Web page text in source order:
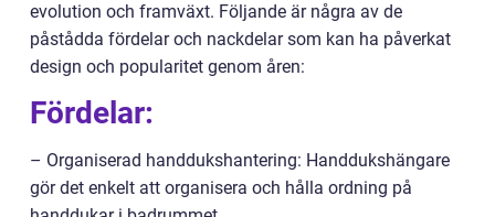
evolution och framväxt. Följande är några av de
påstådda fördelar och nackdelar som kan ha påverkat
design och popularitet genom åren:
Fördelar:
– Organiserad handdukshantering: Handdukshängare
gör det enkelt att organisera och hålla ordning på